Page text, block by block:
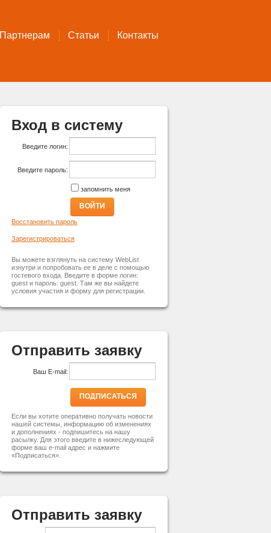
Партнерам Статьи Контакты
Вход в систему
Введите логин:
Введите пароль:
запомнить меня
ВОЙТИ
Восстановить пароль
Зарегистрироваться
Вы можете взглянуть на систему WebList
изнутри и попробовать ее в деле с помощью
гостевого входа. Введите в форме логин:
guest и пароль: guest. Там же вы найдете
условия участия и форму для регистрации.
Отправить заявку
Ваш E-mail:
ПОДПИСАТЬСЯ
Если вы хотите оперативно получать новости
нашей системы, информацию об изменениях
и дополнениях - подпишитесь на нашу
расылку. Для этого введите в нижеследующей
форме ваш e-mail адрес и нажмите
«Подписаться».
Отправить заявку